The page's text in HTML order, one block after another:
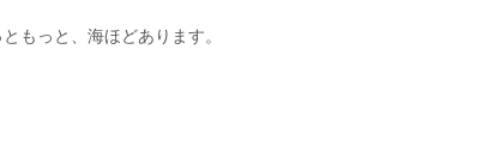
もっと、海ほどあります。